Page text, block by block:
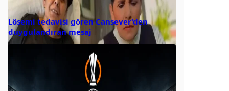
Lösemi tedavisi gören Cansever’den
duygulandıran mesaj